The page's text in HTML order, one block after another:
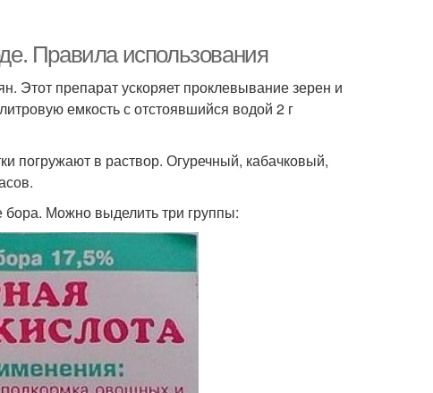
Правила использования
Этот препарат ускоряет проклевывание зерен и
емкость с отстоявшийся водой 2 г
погружают в раствор. Огуречный, кабачковый,
бора. Можно выделить три группы: